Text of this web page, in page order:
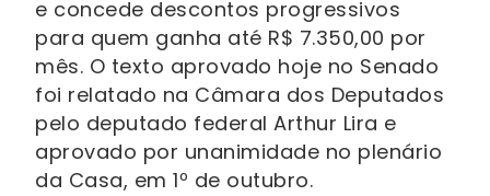
e concede descontos progressivos
para quem ganha até R$ 7.350,00 por
mês. O texto aprovado hoje no Senado
foi relatado na Câmara dos Deputados
pelo deputado federal Arthur Lira e
aprovado por unanimidade no plenário
da Casa, em 1º de outubro.